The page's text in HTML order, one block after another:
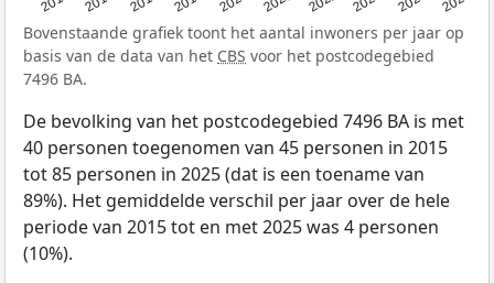
Bovenstaande grafiek toont het aantal inwoners per jaar op
basis van de data van het CBS voor het postcodegebied
7496 BA.
De bevolking van het postcodegebied 7496 BA is met
40 personen toegenomen van 45 personen in 2015
tot 85 personen in 2025 (dat is een toename van
89%). Het gemiddelde verschil per jaar over de hele
periode van 2015 tot en met 2025 was 4 personen
(10%).